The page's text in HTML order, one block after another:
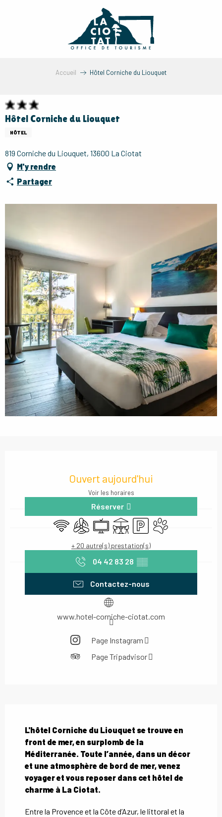
Accueil Hôtel Corniche du Liouquet
Hôtel Corniche du Liouquet
HÔTEL
819 Corniche du Liouquet, 13600 La Ciotat
M'y rendre
Partager
Ouvert aujourd'hui
Voir les horaires
Réserver
WiFi
Air conditionné
TélévisionTerrasseParkingAnimaux acceptés
+ 20 autre(s) prestation(s)
04 42 83 28 ▒▒
Contactez-nous
www.hotel-corniche-ciotat.com
Page Instagram
Page Tripadvisor
L'hôtel Corniche du Liouquet se trouve en
front de mer, en surplomb de la
Méditerranée. Toute l’année, dans un décor
et une atmosphère de bord de mer, venez
voyager et vous reposer dans cet hôtel de
charme à La Ciotat.
Entre la Provence et la Côte d’Azur, le littoral et la